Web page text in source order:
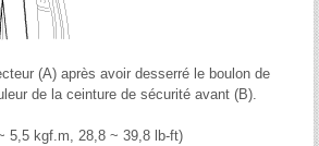
(A) après avoir desserré le boulon de
de la ceinture de sécurité avant (B).
5,5 kgf.m, 28,8 ~ 39,8 lb-ft)